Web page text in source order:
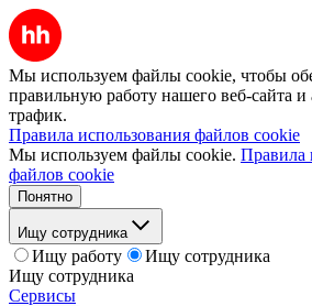
Мы используем файлы cookie, чтобы
правильную работу нашего веб-сайта и
трафик.
Правила использования файлов cookie
Мы используем файлы cookie. Правила
файлов cookie
Понятно
Ищу сотрудника
Ищу работу
Ищу сотрудника
Ищу сотрудника
Сервисы